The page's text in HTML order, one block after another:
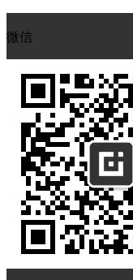
微信